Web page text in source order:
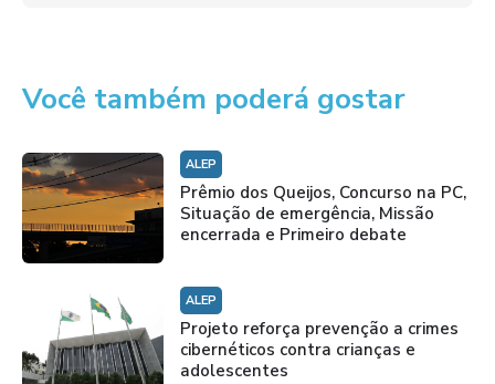
Você também poderá gostar
ALEP
Prêmio dos Queijos, Concurso na PC,
Situação de emergência, Missão
encerrada e Primeiro debate
ALEP
Projeto reforça prevenção a crimes
cibernéticos contra crianças e
adolescentes